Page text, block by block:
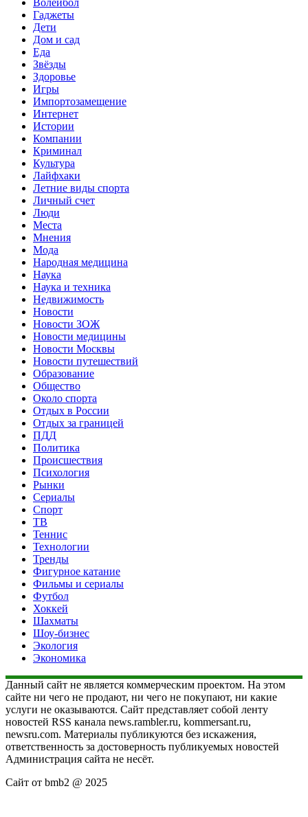
Гаджеты
Дети
Дом и сад
Еда
Звёзды
Здоровье
Игры
Импортозамещение
Интернет
Истории
Компании
Криминал
Культура
Лайфхаки
Летние виды спорта
Личный счет
Люди
Места
Мнения
Мода
Народная медицина
Наука
Наука и техника
Недвижимость
Новости
Новости ЗОЖ
Новости медицины
Новости Москвы
Новости путешествий
Образование
Общество
Около спорта
Отдых в России
Отдых за границей
ПДД
Политика
Происшествия
Психология
Рынки
Сериалы
Спорт
ТВ
Теннис
Технологии
Тренды
Фигурное катание
Фильмы и сериалы
Футбол
Хоккей
Шахматы
Шоу-бизнес
Экология
Экономика
Данный сайт не является коммерческим проектом. На этом
сайте ни чего не продают, ни чего не покупают, ни какие
услуги не оказываются. Сайт представляет собой ленту
новостей RSS канала news.rambler.ru, kommersant.ru,
newsru.com. Материалы публикуются без искажения,
ответственность за достоверность публикуемых новостей
Администрация сайта не несёт.
Сайт от bmb2 @ 2025